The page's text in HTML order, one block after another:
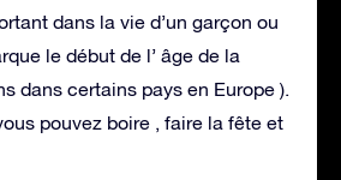
dans la vie d’un garçon ou
le début de l’ âge de la
dans certains pays en Europe ).
pouvez boire , faire la fête et